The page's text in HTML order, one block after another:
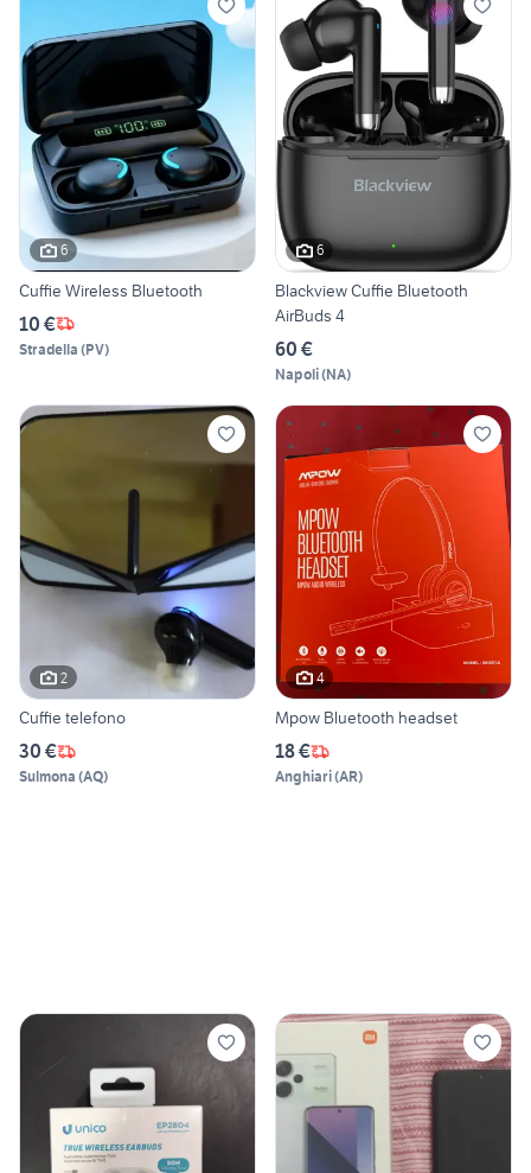
6
Cuffie Wireless Bluetooth
10 €
Stradella (PV)
6
Blackview Cuffie Bluetooth
AirBuds 4
60 €
Napoli(NA)
2
Cuffie telefono
30 €
Sulmona (AQ)
4
Mpow Bluetooth headset
18 €
Anghiari(AR)